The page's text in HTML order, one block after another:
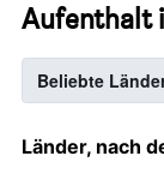
Aufenthalt
Beliebte
Länder, nach